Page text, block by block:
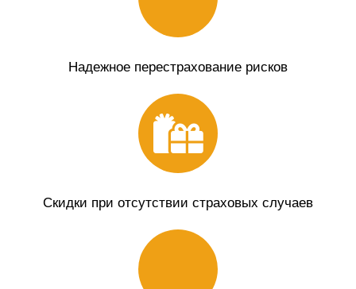
Надежное перестрахование рисков
Скидки при отсутствии страховых случаев